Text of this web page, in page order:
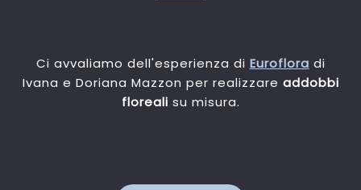
Ci avvaliamo dell'esperienza di Euroflora di
Ivana e Doriana Mazzon per realizzare addobbi
floreali su misura.